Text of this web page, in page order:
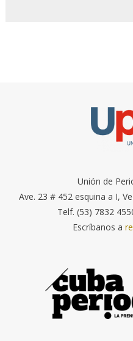
Unión de
Ave. 23 # 452 esquina a I,
Telf. (53) 7832
Escríbanos a